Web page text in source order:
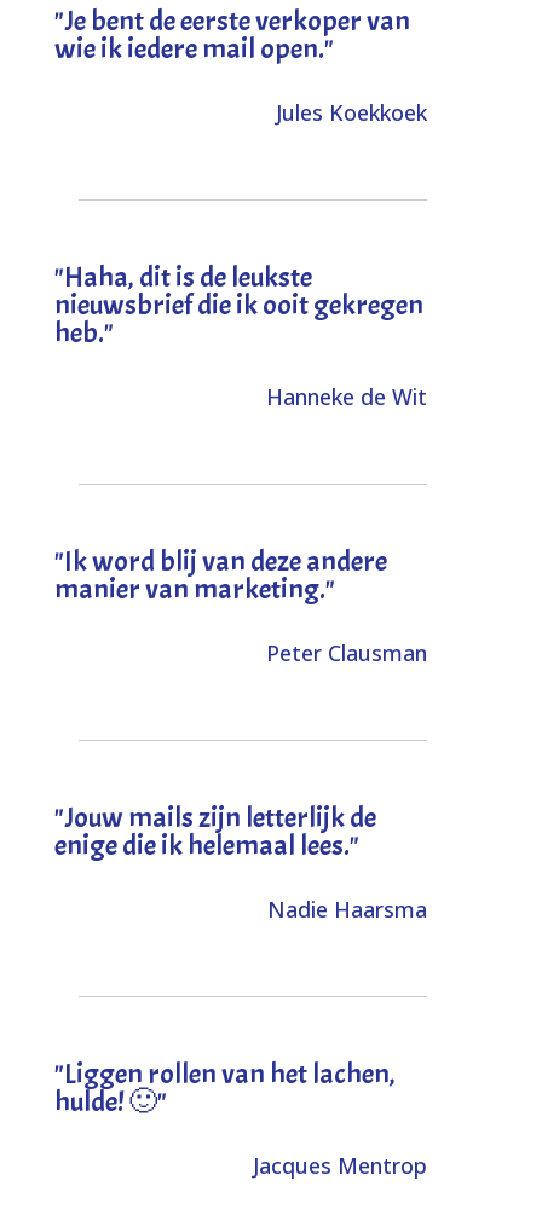
"Je bent de eerste verkoper van
wie ik iedere mail open."
Jules Koekkoek
"Haha, dit is de leukste
nieuwsbrief die ik ooit gekregen
heb."
Hanneke de Wit
"Ik word blij van deze andere
manier van marketing."
Peter Clausman
"Jouw mails zijn letterlijk de
enige die ik helemaal lees."
Nadie Haarsma
"Liggen rollen van het lachen,
hulde! 🙂"
Jacques Mentrop